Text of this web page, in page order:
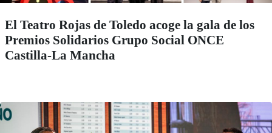
El Teatro Rojas de Toledo acoge la gala de los
Premios Solidarios Grupo Social ONCE
Castilla-La Mancha